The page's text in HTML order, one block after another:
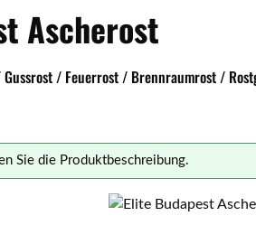
Ascherost
/ Feuerrost / Brennraumrost /
Sie die Produktbeschreibung.